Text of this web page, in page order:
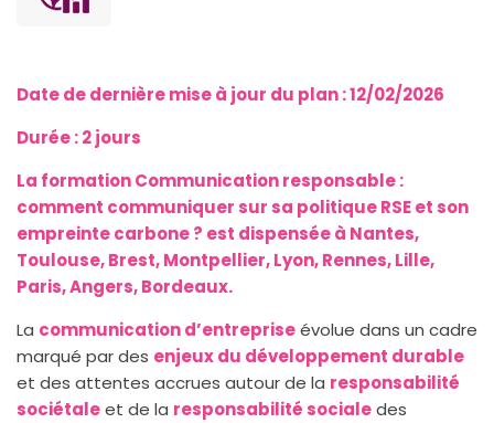
Date de dernière mise à jour du plan :12/02/2026
Durée : 2 jours
La formation Communication responsable :
comment communiquer sur sa politique RSE et son
empreinte carbone ? est dispensée à Nantes,
Toulouse, Brest, Montpellier, Lyon, Rennes, Lille,
Paris, Angers, Bordeaux.
La communication d’entrepriseévolue dans un cadre
marqué par des enjeux du développement durable
et des attentes accrues autour de la responsabilité
sociétaleet de la responsabilité socialedes